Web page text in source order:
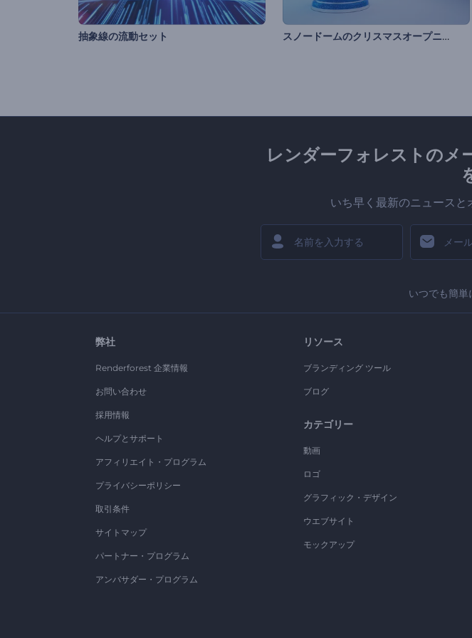
抽象線の流動セット スノードームのクリスマスオープニング動画
レンダーフォレストのメ
いち早く最新のニュースと
いつでも簡単
弊社
Renderforest 企業情報
お問い合わせ
採用情報
ヘルプとサポート
アフィリエイト・プログラム
プライバシーポリシー
取引条件
サイトマップ
パートナー・プログラム
アンバサダー・プログラム
リソース
ブランディング ツール
ブログ
カテゴリー
動画
ロゴ
グラフィック・デザイン
ウエブサイト
モックアップ